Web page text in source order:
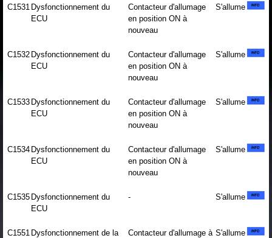
C1531 Dysfonctionnement du
ECU
Contacteur d'allumage
en position ON à
nouveau
S'allume
C1532 Dysfonctionnement du
ECU
Contacteur d'allumage
en position ON à
nouveau
S'allume
C1533 Dysfonctionnement du
ECU
Contacteur d'allumage
en position ON à
nouveau
S'allume
C1534 Dysfonctionnement du
ECU
Contacteur d'allumage
en position ON à
nouveau
S'allume
C1535 Dysfonctionnement du
ECU
- S'allume
C1551 Dysfonctionnement de la
Contacteur d'allumage à S'allume